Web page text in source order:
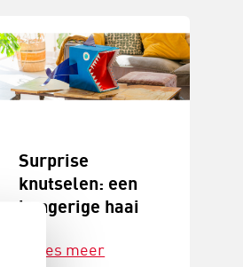
Surprise
knutselen: een
hongerige haai
Lees meer